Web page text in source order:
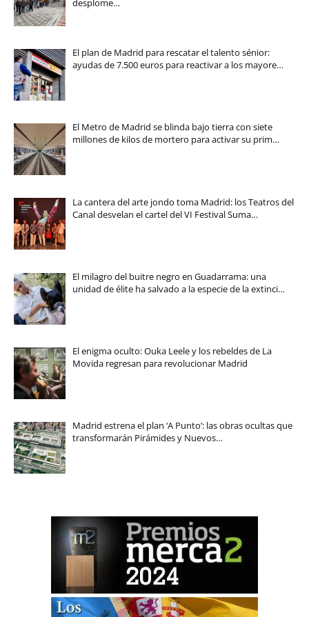
desplome…
El plan de Madrid para rescatar el talento sénior:
ayudas de 7.500 euros para reactivar a los mayore…
El Metro de Madrid se blinda bajo tierra con siete
millones de kilos de mortero para activar su prim…
La cantera del arte jondo toma Madrid: los Teatros del
Canal desvelan el cartel del VI Festival Suma…
El milagro del buitre negro en Guadarrama: una
unidad de élite ha salvado a la especie de la extinci…
El enigma oculto: Ouka Leele y los rebeldes de La
Movida regresan para revolucionar Madrid
Madrid estrena el plan ‘A Punto’: las obras ocultas que
transformarán Pirámides y Nuevos…